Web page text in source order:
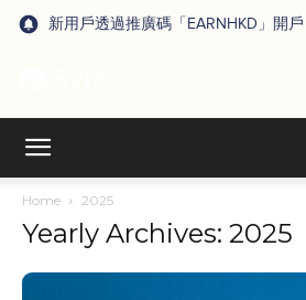
新用戶透過推廣碼「EARNHKD」開
Home 2025
Yearly Archives: 2025